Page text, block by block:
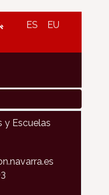
ES EU
y Escuelas